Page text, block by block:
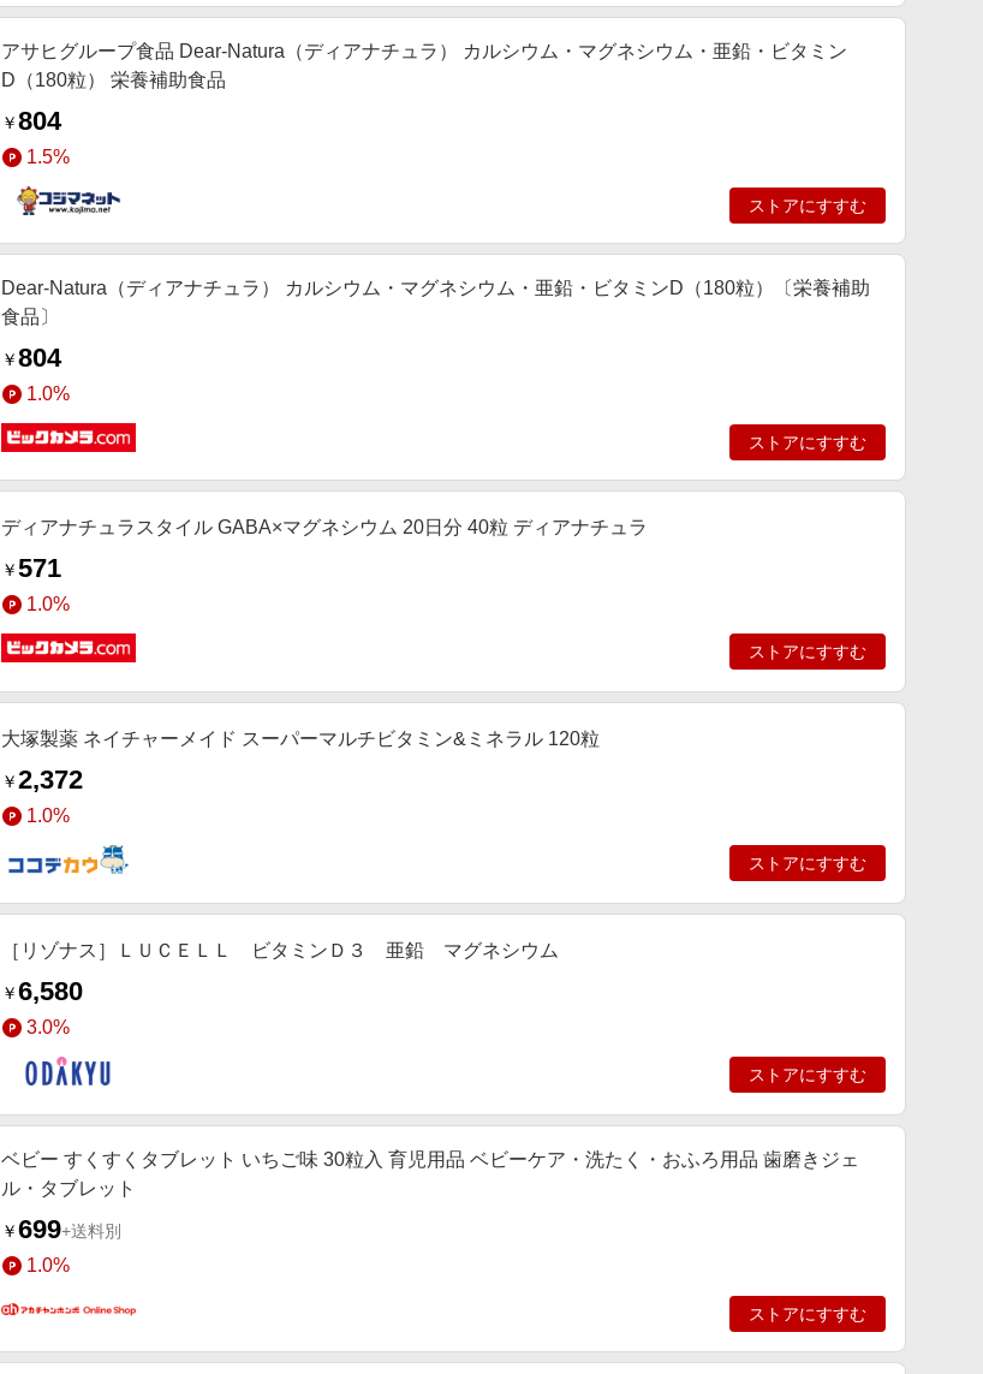
アサヒグループ食品 Dear-Natura（ディアナチュラ） カルシウム・マグネシウム・亜鉛・ビタミン
D（180粒） 栄養補助食品
￥804
1.5%
ストアにすすむ
Dear-Natura（ディアナチュラ） カルシウム・マグネシウム・亜鉛・ビタミンD（180粒）〔栄養補助
食品〕
￥804
1.0%
ストアにすすむ
ディアナチュラスタイル GABA×マグネシウム 20日分 40粒 ディアナチュラ
￥571
1.0%
ストアにすすむ
大塚製薬 ネイチャーメイド スーパーマルチビタミン&ミネラル 120粒
￥2,372
1.0%
ストアにすすむ
［リゾナス］ＬＵＣＥＬＬ ビタミンＤ３ 亜鉛 マグネシウム
￥6,580
3.0%
ストアにすすむ
ベビー すくすくタブレット いちご味 30粒入 育児用品 ベビーケア・洗たく・おふろ用品 歯磨きジェ
ル・タブレット
￥699+送料別
1.0%
ストアにすすむ